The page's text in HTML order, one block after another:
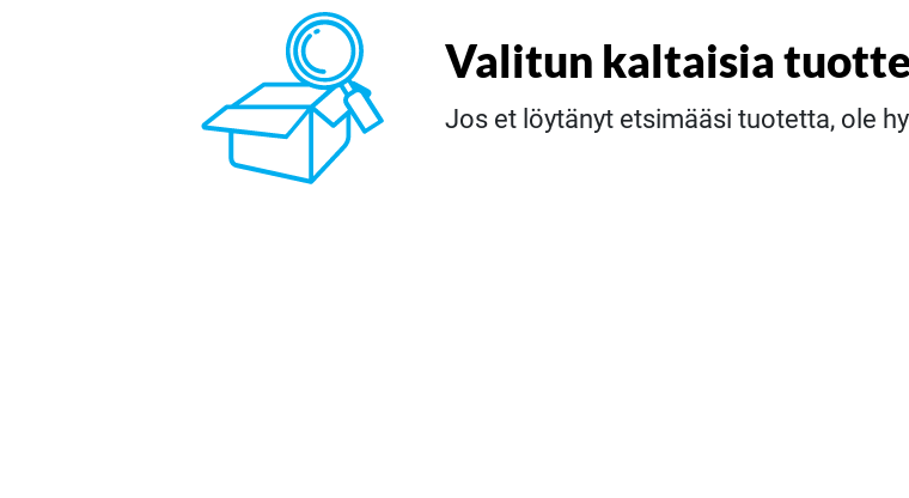
Valitun kaltaisia
Jos et löytänyt etsimääsi tuotetta, ole